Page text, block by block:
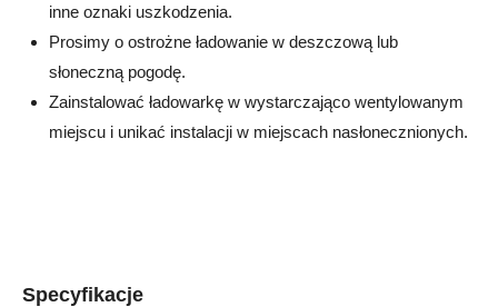
inne oznaki uszkodzenia.
Prosimy o ostrożne ładowanie w deszczową lub
słoneczną pogodę.
Zainstalować ładowarkę w wystarczająco wentylowanym
miejscu i unikać instalacji w miejscach nasłonecznionych.
Specyfikacje